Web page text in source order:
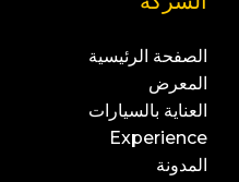
الصفحة الرئيسية
المعرض
العناية بالسيارات
Experience
المدونة